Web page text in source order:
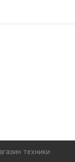
техники